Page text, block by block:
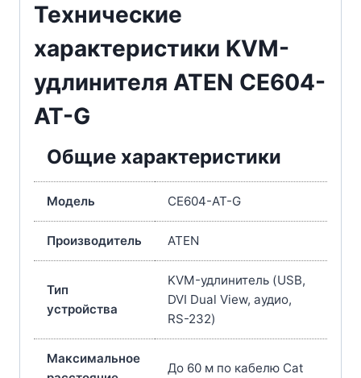
Технические
характеристики KVM-
удлинителя ATEN CE604-
AT-G
Общие характеристики
Модель CE604-AT-G
Производитель ATEN
Тип
устройства
KVM-удлинитель (USB,
DVI Dual View, аудио,
RS-232)
Максимальное
До 60 м по кабелю Cat